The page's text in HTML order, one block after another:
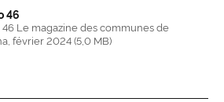
46
Le magazine des communes de
février 2024 (5,0 MB)